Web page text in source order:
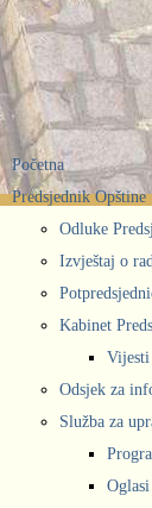
Početna
Predsjednik Opštine
Odluke
Izvještaj o
Kabinet
Vijesti
Odsjek za
Služba za